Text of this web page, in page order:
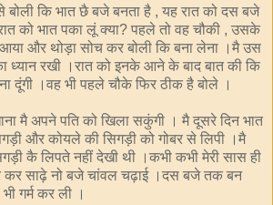
कि भात छै बजे बनता है , यह रात को दस बजे
को भात पका लूं क्या? पहले तो वह चौकी , उसके
और थोड़ा सोच कर बोली कि बना लेना ।मै उस
ध्यान रखी ।रात को इनके आने के बाद बात की कि
।वह भी पहले चौके फिर ठीक है बोले ।
मै अपने पति को खिला सकुंगी । मै दूसरे दिन भात
और कोयले की सिगड़ी को गोबर से लिपी ।मै
कै लिपते नहीं देखी थी ।कभी कभी मेरी सास ही
कर साढ़े नो बजे चांवल चढ़ाई ।दस बजे तक बन
गर्म कर ली ।